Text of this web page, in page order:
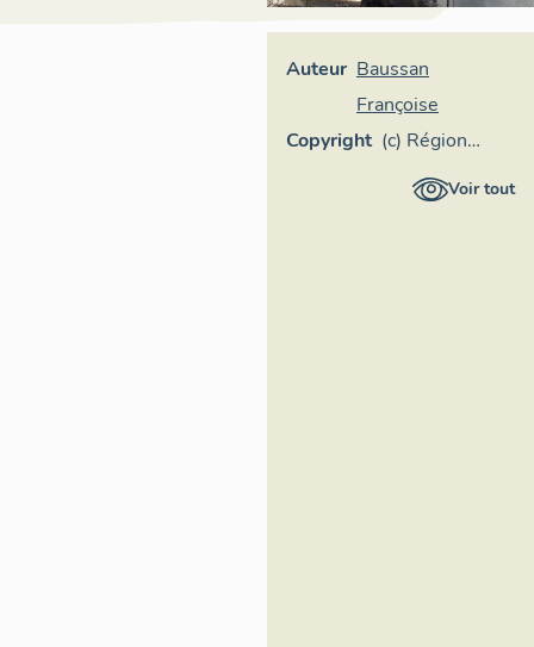
Auteur Baussan
Françoise
Copyright (c) Région
Provence-Voir tout